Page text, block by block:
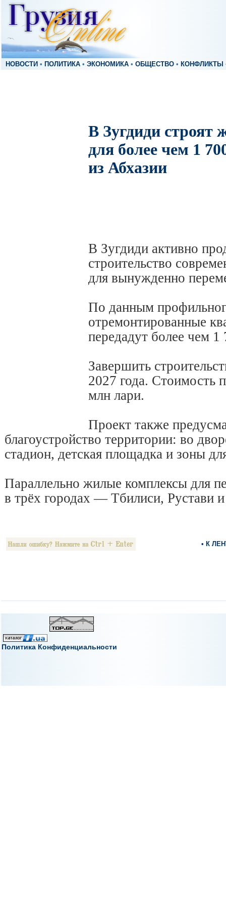
НОВОСТИ • ПОЛИТИКА • ЭКОНОМИКА • ОБЩЕСТВО • КОНФЛИКТЫ
В Зугдиди строят
для более чем 1
из Абхазии
В Зугдиди активно
строительство
для вынужденно
По данным
отремонтированные
передадут более чем
Завершить
2027 года. Стоимость
млн лари.
Проект также
благоустройство территории: во
стадион, детская площадка и зоны
Параллельно жилые комплексы для
в трёх городах — Тбилиси, Рустави
• К
Политика Конфиденциальности